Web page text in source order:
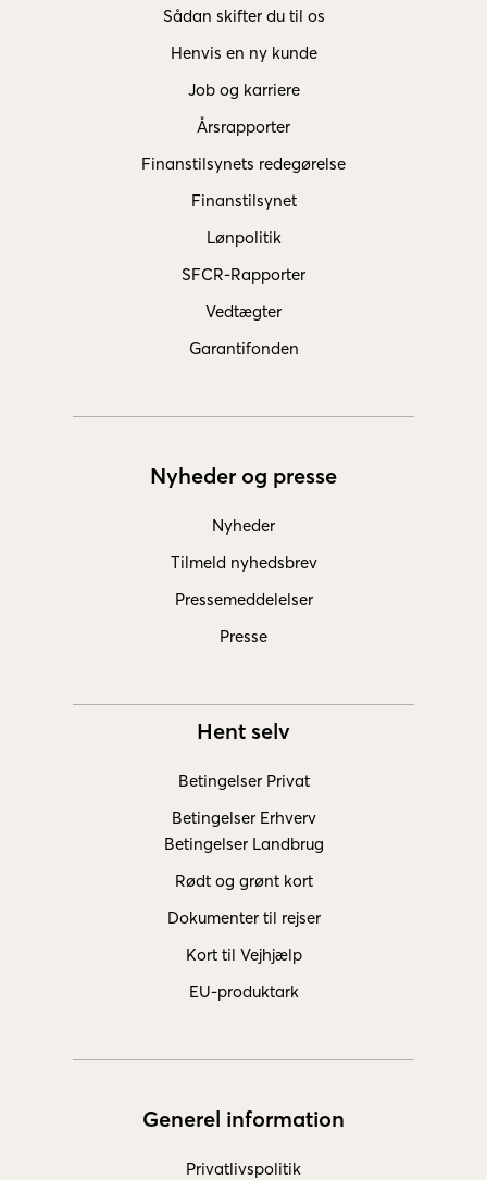
Sådan skifter du til os
Henvis en ny kunde
Job og karriere
Årsrapporter
Finanstilsynets redegørelse
Finanstilsynet
Lønpolitik
SFCR-Rapporter
Vedtægter
Garantifonden
Nyheder og presse
Nyheder
Tilmeld nyhedsbrev
Pressemeddelelser
Presse
Hent selv
Betingelser Privat
Betingelser Erhverv
Betingelser Landbrug
Rødt og grønt kort
Dokumenter til rejser
Kort til Vejhjælp
EU-produktark
Generel information
Privatlivspolitik